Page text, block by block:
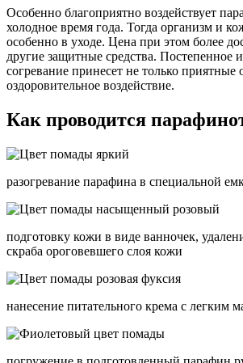
Особенно благоприятно воздействует
холодное время года. Тогда организм и
особенно в уходе. Цена при этом более
другие защитные средства. Постепенное
согревание принесет не только
оздоровительное воздействие.
Как проводится
разогревание парафина в специальной
подготовку кожи в виде ванночек,
скраба ороговевшего слоя кожи
нанесение питательного крема с легким